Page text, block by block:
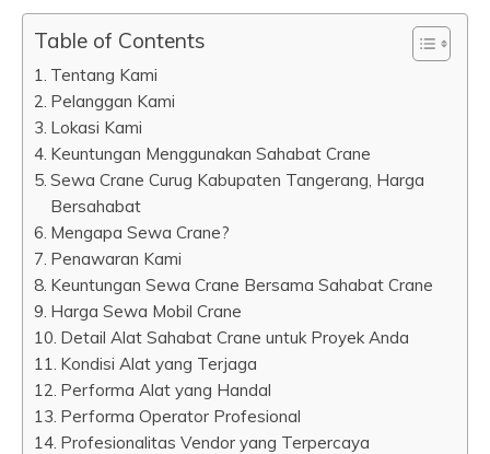
Table of Contents
Tentang Kami
Pelanggan Kami
Lokasi Kami
Keuntungan Menggunakan Sahabat Crane
Sewa Crane Curug Kabupaten Tangerang, Harga
Bersahabat
Mengapa Sewa Crane?
Penawaran Kami
Keuntungan Sewa Crane Bersama Sahabat Crane
Harga Sewa Mobil Crane
Detail Alat Sahabat Crane untuk Proyek Anda
Kondisi Alat yang Terjaga
Performa Alat yang Handal
Performa Operator Profesional
Profesionalitas Vendor yang Terpercaya